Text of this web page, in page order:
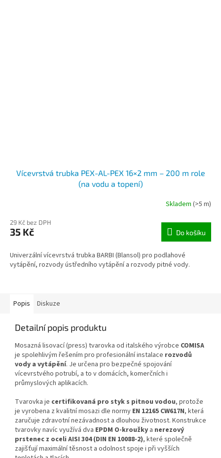
Vícevrstvá trubka PEX-AL-PEX 16×2 mm – 200 m role
(na vodu a topení)
Skladem (>5 m)
29 Kč bez DPH
35 Kč Do košíku
Univerzální vícevrstvá trubka BARBI (Blansol) pro podlahové
vytápění, rozvody ústředního vytápění a rozvody pitné vody.
Popis Diskuze
Detailní popis produktu
Mosazná lisovací (press) tvarovka od italského výrobce COMISA
je spolehlivým řešením pro profesionální instalace rozvodů
vody a vytápění. Je určena pro bezpečné spojování
vícevrstvého potrubí, a to v domácích, komerčních i
průmyslových aplikacích.
Tvarovka je certifikovaná pro styk s pitnou vodou, protože
je vyrobena z kvalitní mosazi dle normy EN 12165 CW617N, která
zaručuje zdravotní nezávadnost a dlouhou životnost. Konstrukce
tvarovky navíc využívá dva EPDM O-kroužky a nerezový
prstenec z oceli AISI 304 (DIN EN 10088-2), které společně
zajišťují maximální těsnost a odolnost spoje i při vyšších